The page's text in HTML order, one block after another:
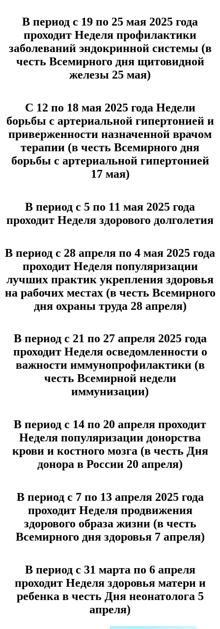
В период с 19 по 25 мая 2025 года
проходит Неделя профилактики
заболеваний эндокринной системы (в
честь Всемирного дня щитовидной
железы 25 мая)
С 12 по 18 мая 2025 года Недели
борьбы с артериальной гипертонией и
приверженности назначенной врачом
терапии (в честь Всемирного дня
борьбы с артериальной гипертонией
17 мая)
В период с 5 по 11 мая 2025 года
проходит Неделя здорового долголетия
В период с 28 апреля по 4 мая 2025 года
проходит Неделя популяризации
лучших практик укрепления здоровья
на рабочих местах (в честь Всемирного
дня охраны труда 28 апреля)
В период с 21 по 27 апреля 2025 года
проходит Неделя осведомленности о
важности иммунопрофилактики (в
честь Всемирной недели
иммунизации)
В период с 14 по 20 апреля проходит
Неделя популяризации донорства
крови и костного мозга (в честь Дня
донора в России 20 апреля)
В период с 7 по 13 апреля 2025 года
проходит Неделя продвижения
здорового образа жизни (в честь
Всемирного дня здоровья 7 апреля)
В период с 31 марта по 6 апреля
проходит Неделя здоровья матери и
ребенка в честь Дня неонатолога 5
апреля)